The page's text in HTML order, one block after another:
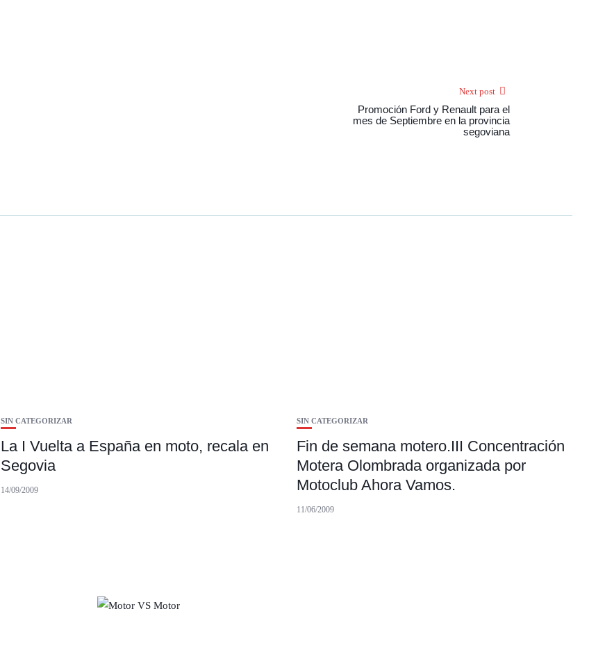
Next post
Promoción Ford y Renault para el
mes de Septiembre en la provincia
segoviana
SIN CATEGORIZAR
La I Vuelta a España en moto, recala en
Segovia
14/09/2009
SIN CATEGORIZAR
Fin de semana motero.III Concentración
Motera Olombrada organizada por
Motoclub Ahora Vamos.
11/06/2009